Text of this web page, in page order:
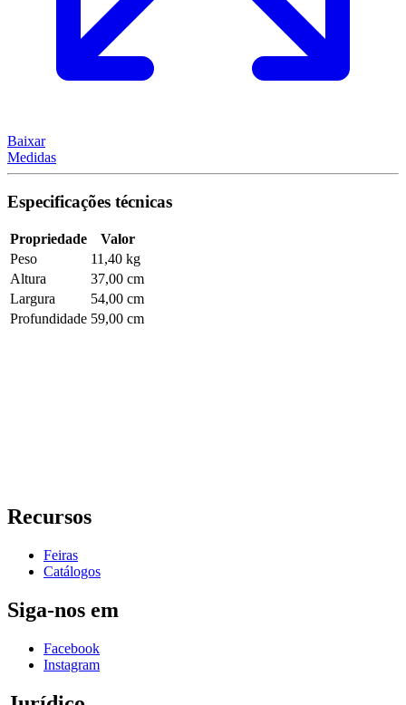
Baixar
Medidas
Especificações técnicas
Propriedade
Valor
Peso
11,40 kg
Altura
37,00 cm
Largura
54,00 cm
Profundidade 59,00 cm
Recursos
Feiras
Catálogos
Siga-nos em
Facebook
Instagram